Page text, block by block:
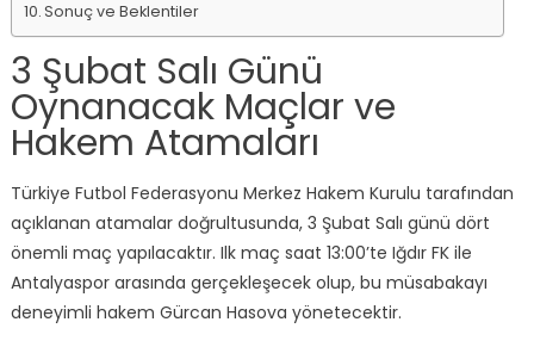
Sonuç ve Beklentiler
3 Şubat Salı Günü
Oynanacak Maçlar ve
Hakem Atamaları
Türkiye Futbol Federasyonu Merkez Hakem Kurulu tarafından
açıklanan atamalar doğrultusunda, 3 Şubat Salı günü dört
önemli maç yapılacaktır. Ilk maç saat 13:00’te Iğdır FK ile
Antalyaspor arasında gerçekleşecek olup, bu müsabakayı
deneyimli hakem Gürcan Hasova yönetecektir.